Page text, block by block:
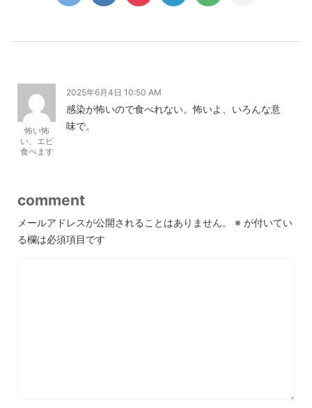
怖い怖
い、エビ
食べます
2025年6月4日 10:50 AM
感染が怖いので食べれない。怖いよ、いろんな意
味で。
comment
メールアドレスが公開されることはありません。 ※ が付いてい
る欄は必須項目です